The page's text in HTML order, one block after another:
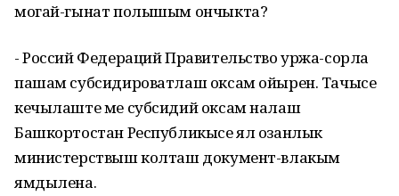
могай-гынат полышым ончыкта?
- Россий Федераций Правительство уржа-сорла
пашам субсидироватлаш оксам ойырен. Тачысе
кечылаште ме субсидий оксам налаш
Башкортостан Республикысе ял озанлык
министерствыш колташ документ-влакым
ямдылена.